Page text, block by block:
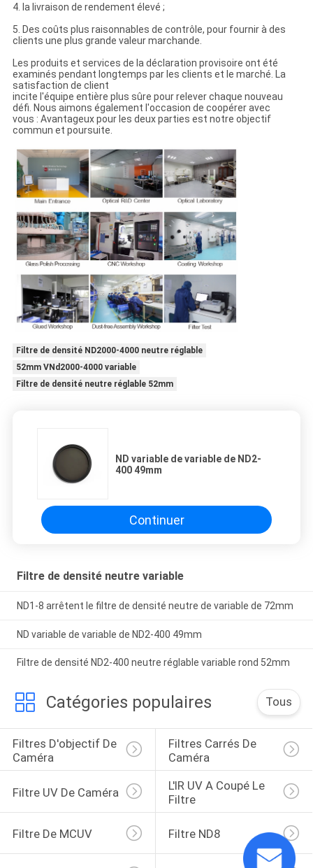
4. la livraison de rendement élevé ;
5. Des coûts plus raisonnables de contrôle, pour fournir à des
clients une plus grande valeur marchande.
Les produits et services de la déclaration provisoire ont été
examinés pendant longtemps par les clients et le marché. La
satisfaction de client
incite l'équipe entière plus sûre pour relever chaque nouveau
défi. Nous aimons également l'occasion de coopérer avec
vous : Avantageux pour les deux parties est notre objectif
commun et poursuite.
Filtre de densité ND2000-4000 neutre réglable
52mm VNd2000-4000 variable
Filtre de densité neutre réglable 52mm
ND variable de variable de ND2-
400 49mm
Continuer
Filtre de densité neutre variable
ND1-8 arrêtent le filtre de densité neutre de variable de 72mm
ND variable de variable de ND2-400 49mm
Filtre de densité ND2-400 neutre réglable variable rond 52mm
Catégories populaires Tous
Filtres D'objectif De
Caméra
Filtres Carrés De
Caméra
Filtre UV De Caméra
L'IR UV A Coupé Le
Filtre
Filtre De MCUV Filtre ND8